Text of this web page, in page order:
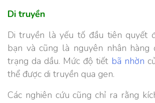
Di truyền
Di truyền là yếu tố đầu tiên quyết
bạn và cũng là nguyên nhân hàng
trạng da dầu. Mức độ tiết bã nhờn
thể được di truyền qua gen.
Các nghiên cứu cũng chỉ ra rằng